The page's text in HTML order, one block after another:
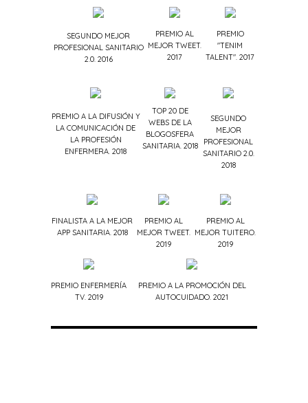
SEGUNDO MEJOR
PROFESIONAL SANITARIO
2.0. 2016
PREMIO AL
MEJOR TWEET.
2017
PREMIO
"TENIM
TALENT". 2017
PREMIO A LA DIFUSIÓN Y
LA COMUNICACIÓN DE
LA PROFESIÓN
ENFERMERA. 2018
TOP 20 DE
WEBS DE LA
BLOGOSFERA
SANITARIA. 2018
SEGUNDO
MEJOR
PROFESIONAL
SANITARIO 2.0.
2018
FINALISTA A LA MEJOR
APP SANITARIA. 2018
PREMIO AL
MEJOR TWEET.
2019
PREMIO AL
MEJOR TUITERO.
2019
PREMIO ENFERMERÍA
TV. 2019
PREMIO A LA PROMOCIÓN DEL
AUTOCUIDADO. 2021